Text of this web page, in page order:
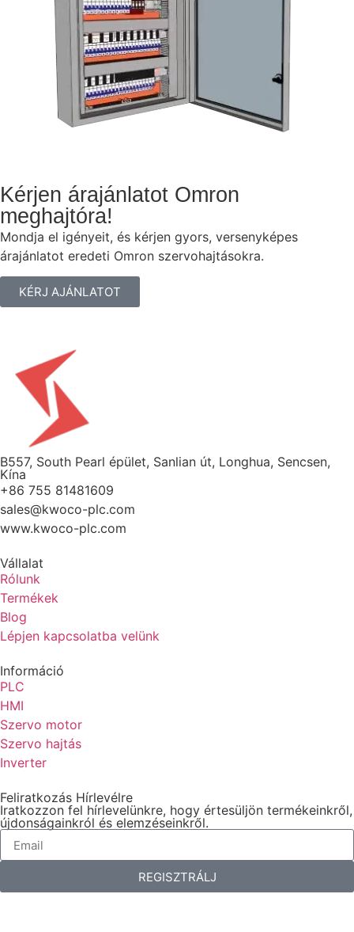
Kérjen árajánlatot Omron
meghajtóra!
Mondja el igényeit, és kérjen gyors, versenyképes
árajánlatot eredeti Omron szervohajtásokra.
KÉRJ AJÁNLATOT
B557, South Pearl épület, Sanlian út, Longhua, Sencsen,
Kína
+86 755 81481609
sales@kwoco-plc.com
www.kwoco-plc.com
Vállalat
Rólunk
Termékek
Blog
Lépjen kapcsolatba velünk
Információ
PLC
HMI
Szervo motor
Szervo hajtás
Inverter
Feliratkozás Hírlevélre
Iratkozzon fel hírlevelünkre, hogy értesüljön termékeinkről,
újdonságainkról és elemzéseinkről.
REGISZTRÁLJ